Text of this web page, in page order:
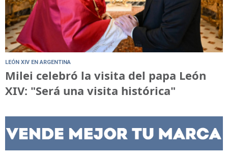
LEÓN XIV EN ARGENTINA
Milei celebró la visita del papa León
XIV: "Será una visita histórica"